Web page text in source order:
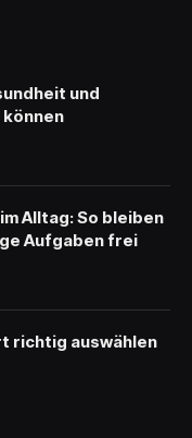
und
Alltag: So bleiben
Aufgaben frei
richtig auswählen